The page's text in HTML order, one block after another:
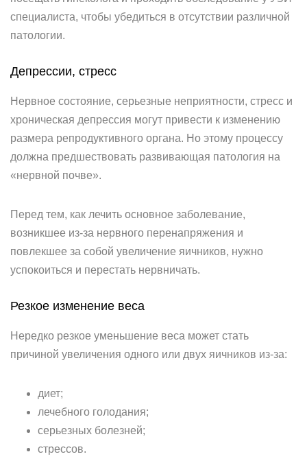
специалиста, чтобы убедиться в отсутствии различной
патологии.
Депрессии, стресс
Нервное состояние, серьезные неприятности, стресс и
хроническая депрессия могут привести к изменению
размера репродуктивного органа. Но этому процессу
должна предшествовать развивающая патология на
«нервной почве».
Перед тем, как лечить основное заболевание,
возникшее из-за нервного перенапряжения и
повлекшее за собой увеличение яичников, нужно
успокоиться и перестать нервничать.
Резкое изменение веса
Нередко резкое уменьшение веса может стать
причиной увеличения одного или двух яичников из-за:
диет;
лечебного голодания;
серьезных болезней;
стрессов.